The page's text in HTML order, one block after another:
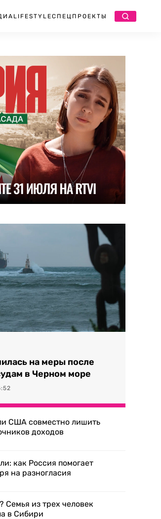
LIFESTYLEСПЕЦПРОЕКТЫ
на меры после
в Черном море
США совместно лишить
доходов
как Россия помогает
на разногласия
Семья из трех человек
в Сибири